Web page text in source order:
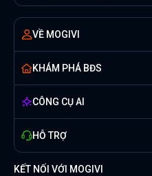
VỀ MOGIVI
KHÁM PHÁ BĐS
CÔNG CỤ AI
HỖ TRỢ
KẾT NỐI VỚI MOGIVI